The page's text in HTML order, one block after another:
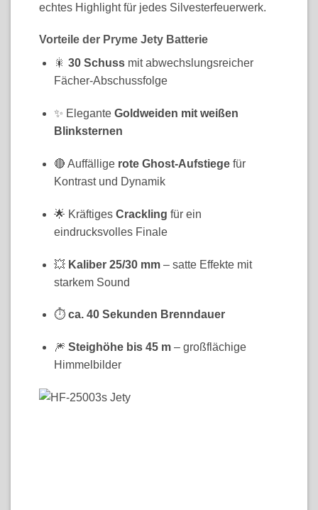
echtes Highlight für jedes Silvesterfeuerwerk.
Vorteile der Pryme Jety Batterie
🎇 30 Schussmit abwechslungsreicher
Fächer-Abschussfolge
✨ Elegante Goldweiden mit weißen
Blinksternen
🔴 Auffällige rote Ghost-Aufstiegefür
Kontrast und Dynamik
🌟 Kräftiges Crackling für ein
eindrucksvolles Finale
💥 Kaliber 25/30 mm– satte Effekte mit
starkem Sound
⏱ ca. 40 Sekunden Brenndauer
🎆 Steighöhe bis 45 m– großflächige
Himmelbilder